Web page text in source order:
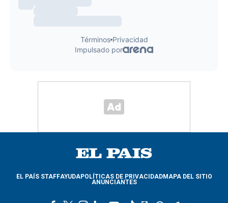
EL PAÍS STAFFAYUDAPOLÍTICAS DE PRIVACIDADMAPA DEL SITIO
ANUNCIANTES